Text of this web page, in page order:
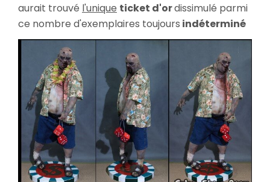
aurait trouvé l'unique ticket d'ordissimulé parmi
ce nombre d'exemplaires toujours indéterminé